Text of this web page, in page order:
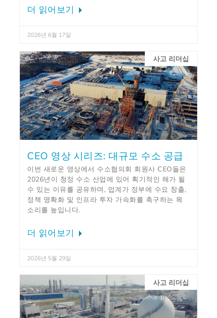
더 읽어보기
2026년 6월 17일
사고 리더십
CEO 영상 시리즈: 대규모 수소 공급
이번 새로운 영상에서 수소협의회 회원사 CEO들은
2026년이 청정 수소 산업에 있어 획기적인 해가 될
수 있는 이유를 공유하며, 업계가 정부에 수요 창출,
정책 명확화 및 인프라 투자 가속화를 촉구하는 목
소리를 높입니다.
더 읽어보기
2026년 5월 29일
사고 리더십